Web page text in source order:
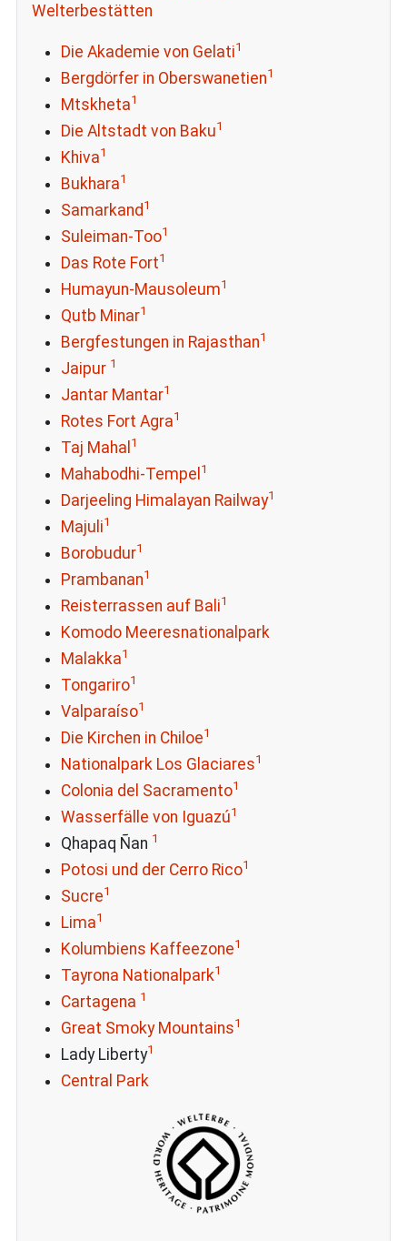
Welterbestätten
Die Akademie von Gelati1
Bergdörfer in Oberswanetien1
Mtskheta1
Die Altstadt von Baku1
Khiva1
Bukhara1
Samarkand 1
Suleiman-Too1
Das Rote Fort1
Humayun-Mausoleum1
Qutb Minar1
Bergfestungen in Rajasthan1
Jaipur 1
Jantar Mantar1
Rotes Fort Agra1
Taj Mahal 1
Mahabodhi-Tempel 1
Darjeeling Himalayan Railway1
Majuli1
Borobudur1
Prambanan1
Reisterrassen auf Bali1
Komodo Meeresnationalpark
Malakka1
Tongariro1
Valparaíso1
Die Kirchen in Chiloe1
Nationalpark Los Glaciares1
Colonia del Sacramento1
Wasserfälle von Iguazú1
Qhapaq Ñan 1
Potosi und der Cerro Rico1
Sucre1
Lima1
Kolumbiens Kaffeezone1
Tayrona Nationalpark1
Cartagena 1
Great Smoky Mountains1
Lady Liberty1
Central Park